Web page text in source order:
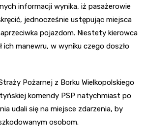
informacji wynika, iż pasażerowie
jednocześnie ustępując miejsca
pojazdom. Niestety kierowca
ich manewru, w wyniku czego doszło
Pożarnej z Borku Wielkopolskiego
komendy PSP natychmiast po
udali się na miejsce zdarzenia, by
osobom.